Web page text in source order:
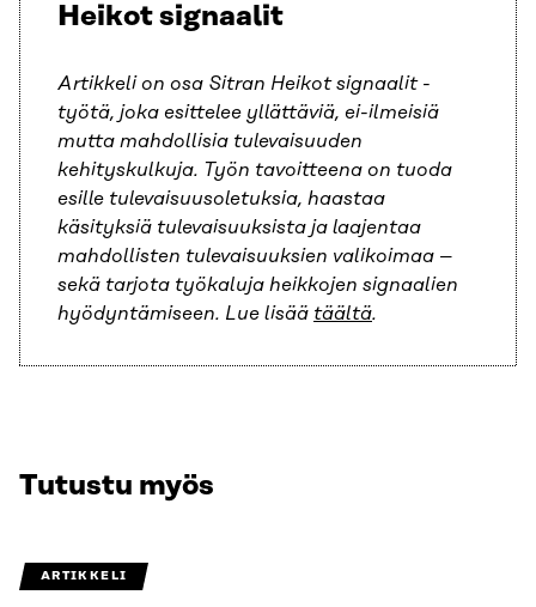
Heikot signaalit
Artikkeli on osa Sitran Heikot signaalit -
työtä, joka esittelee yllättäviä, ei-ilmeisiä
mutta mahdollisia tulevaisuuden
kehityskulkuja. Työn tavoitteena on tuoda
esille tulevaisuusoletuksia, haastaa
käsityksiä tulevaisuuksista ja laajentaa
mahdollisten tulevaisuuksien valikoimaa –
sekä tarjota työkaluja heikkojen signaalien
hyödyntämiseen. Lue lisää täältä.
Tutustu myös
ARTIKKELI